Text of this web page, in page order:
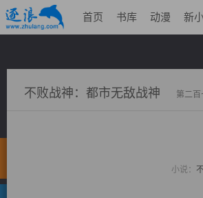
首页 书库 动漫 新
不败战神：都市无敌战神 第二
小说：